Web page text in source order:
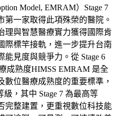
Model, EMRAM）Stage 7
第一家取得此項殊榮的醫院。
理與智慧醫療實力獲得國際肯
際標竿接軌，進一步提升台南
見度與競爭力。從 Stage 6
成熟度HIMSS EMRAM 是全
位醫療成熟度的重要標準，
級，其中 Stage 7 為最高等
完整建置，更重視數位科技能